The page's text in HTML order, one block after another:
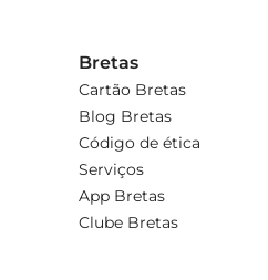
Bretas
Cartão Bretas
Blog Bretas
Código de ética
Serviços
App Bretas
Clube Bretas